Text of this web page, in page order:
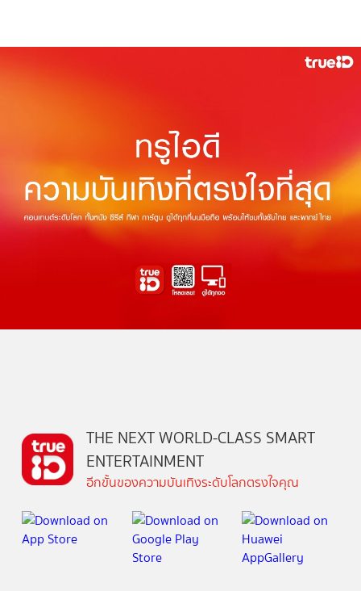
THE NEXT WORLD-CLASS SMART
ENTERTAINMENT
อีกขั้นของความบันเทิงระดับโลกตรงใจคุณ